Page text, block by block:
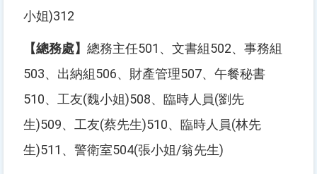
小姐)312
【總務處】 總務主任501、文書組502、事務組
503、出納組506、財產管理507、午餐秘書
510、工友(魏小姐)508、臨時人員(劉先
生)509、工友(蔡先生)510、臨時人員(林先
生)511、警衛室504(張小姐/翁先生)